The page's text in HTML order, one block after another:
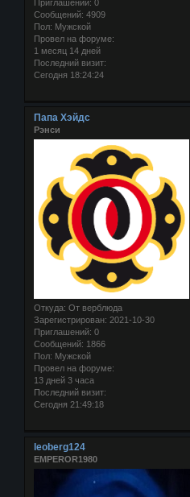
Приглашений: 0
Сообщений: 4909
Пол: Мужской
Провел на форуме:
1 месяц 14 дней
Последний визит:
Сегодня 18:24:24
Папа Хэйдс
Рэнси
Откуда: От верблюда
Зарегистрирован: 2021-10-30
Приглашений: 0
Сообщений: 1866
Пол: Мужской
Провел на форуме:
13 дней 3 часа
Последний визит:
Сегодня 21:49:18
leoberg124
EMPEROR1980